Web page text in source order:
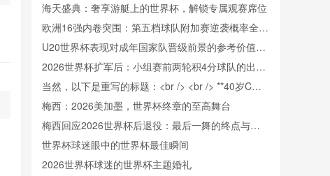
海天盛典：奢享游艇上的世界杯，解锁专属观赛席位
欧洲16强内卷突围：第五档球队附加赛逆袭概率全解
析
U20世界杯表现对成年国家队晋级前景的参考价值：
美加墨世界杯展望
2026世界杯扩军后：小组赛前两轮积4分球队的出线
概率与稳定性分析
当然，以下是重写的标题：<br /> <br /> **40岁C罗
再战世界杯：2026美加墨或成传奇终章**
梅西：2026美加墨，世界杯终章的至高舞台
梅西回应2026世界杯后退役：最后一舞的终点与起
点
世界杯球迷眼中的世界杯最佳瞬间
2026世界杯球迷的世界杯主题婚礼